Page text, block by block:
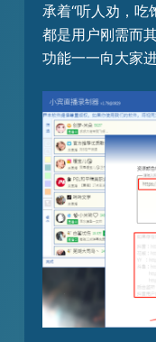
承着“听人劝，吃
都是用户刚需而
功能一一向大家进